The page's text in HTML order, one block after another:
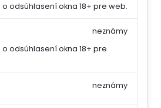
odsúhlasení okna 18+ pre web.
odsúhlasení okna 18+ pre
neznámy
neznámy